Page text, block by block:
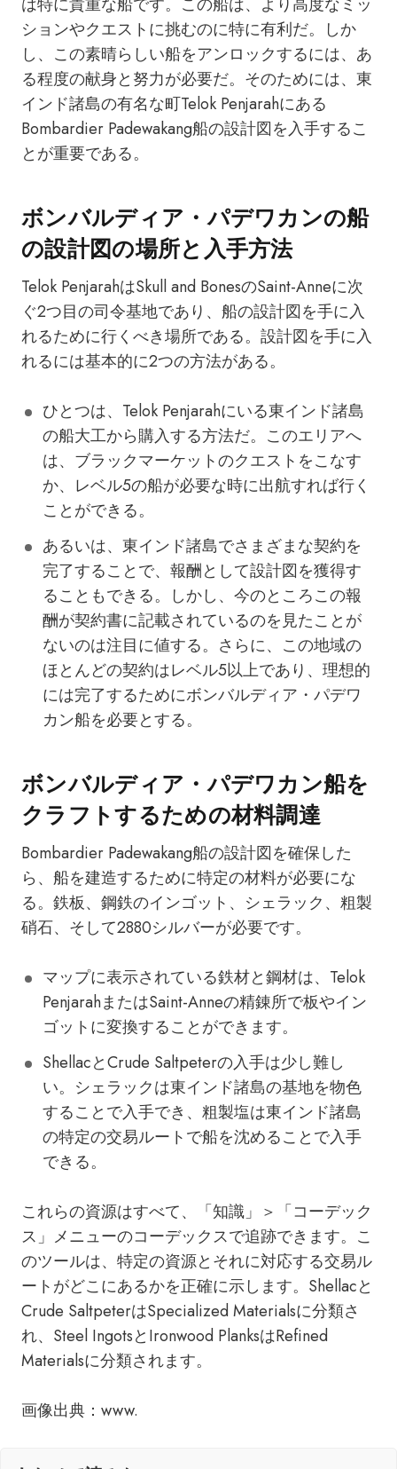
ションやクエストに挑むのに特に有利だ。しか
し、この素晴らしい船をアンロックするには、あ
る程度の献身と努力が必要だ。そのためには、東
インド諸島の有名な町Telok Penjarahにある
Bombardier Padewakang船の設計図を入手するこ
とが重要である。
ボンバルディア・パデワカンの船
の設計図の場所と入手方法
Telok PenjarahはSkull and BonesのSaint-Anneに次
ぐ2つ目の司令基地であり、船の設計図を手に入
れるために行くべき場所である。設計図を手に入
れるには基本的に2つの方法がある。
ひとつは、Telok Penjarahにいる東インド諸島
の船大工から購入する方法だ。このエリアへ
は、ブラックマーケットのクエストをこなす
か、レベル5の船が必要な時に出航すれば行く
ことができる。
あるいは、東インド諸島でさまざまな契約を
完了することで、報酬として設計図を獲得す
ることもできる。しかし、今のところこの報
酬が契約書に記載されているのを見たことが
ないのは注目に値する。さらに、この地域の
ほとんどの契約はレベル5以上であり、理想的
には完了するためにボンバルディア・パデワ
カン船を必要とする。
ボンバルディア・パデワカン船を
クラフトするための材料調達
Bombardier Padewakang船の設計図を確保した
ら、船を建造するために特定の材料が必要にな
る。鉄板、鋼鉄のインゴット、シェラック、粗製
硝石、そして2880シルバーが必要です。
マップに表示されている鉄材と鋼材は、Telok
PenjarahまたはSaint-Anneの精錬所で板やイン
ゴットに変換することができます。
ShellacとCrude Saltpeterの入手は少し難し
い。シェラックは東インド諸島の基地を物色
することで入手でき、粗製塩は東インド諸島
の特定の交易ルートで船を沈めることで入手
できる。
これらの資源はすべて、「知識」＞「コーデック
ス」メニューのコーデックスで追跡できます。こ
のツールは、特定の資源とそれに対応する交易ル
ートがどこにあるかを正確に示します。Shellacと
Crude SaltpeterはSpecialized Materialsに分類さ
れ、Steel IngotsとIronwood PlanksはRefined
Materialsに分類されます。
画像出典：www.